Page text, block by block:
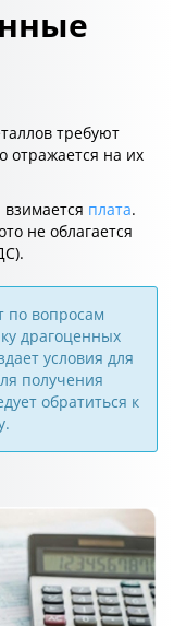
требуют
отражается на их
плата.
не облагается
по вопросам
драгоценных
условия для
получения
обратиться к